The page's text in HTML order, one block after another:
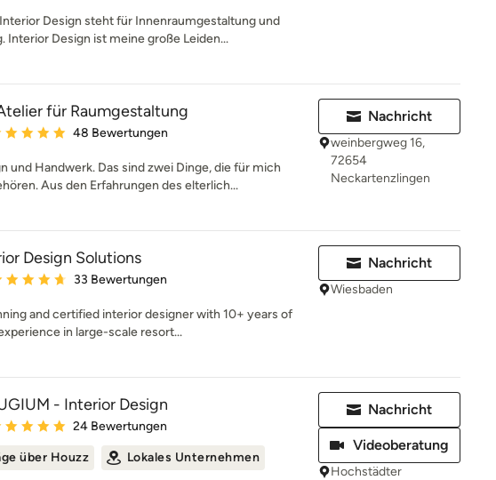
Design steht für Innenraumgestaltung und
Interior Design ist meine große Leiden...
für Raumgestaltung
Bewertung: 5 von 5 Sternen
48 Bewertungen
und Handwerk. Das sind zwei Dinge, die für mich
Aus den Erfahrungen des elterlich...
Nachricht
weinbergweg 16,
72654
Neckartenzlingen
Design Solutions
Bewertung: 4.8 von 5 Sternen
33 Bewertungen
and certified interior designer with 10+ years of
in large-scale resort...
Nachricht
Wiesbaden
- Interior Design
Bewertung: 5 von 5 Sternen
24 Bewertungen
über Houzz Lokales Unternehmen
Nachricht
Videoberatung
Hochstädter